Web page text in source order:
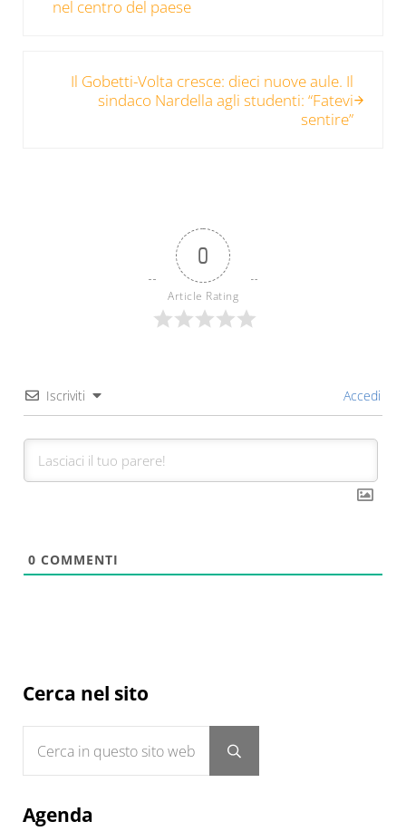
nel centro del paese
Il Gobetti-Volta cresce: dieci nuove aule. Il
sindaco Nardella agli studenti: “Fatevi
sentire”
0
Article Rating
Iscriviti Accedi
0 COMMENTI
Sidebar
Cerca nel sito
Submit search
Agenda